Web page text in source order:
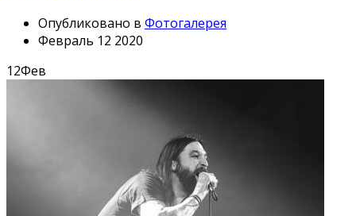
Опубликовано в Фотогалерея
Февраль 12 2020
12Фев